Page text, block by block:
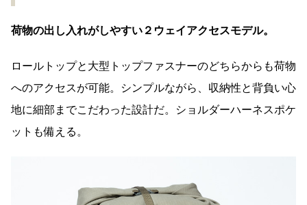
荷物の出し入れがしやすい２ウェイアクセスモデル。
ロールトップと大型トップファスナーのどちらからも荷物
へのアクセスが可能。シンプルながら、収納性と背負い心
地に細部までこだわった設計だ。ショルダーハーネスポケ
ットも備える。